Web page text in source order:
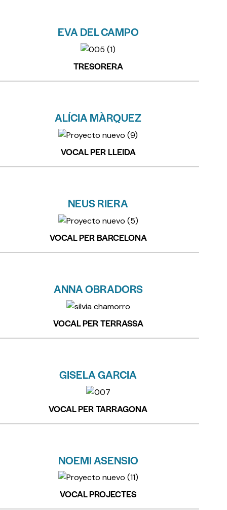
EVA DEL CAMPO
TRESORERA
ALÍCIA MÀRQUEZ
VOCAL PER LLEIDA
NEUS RIERA
VOCAL PER BARCELONA
ANNA OBRADORS
VOCAL PER TERRASSA
GISELA GARCIA
VOCAL PER TARRAGONA
NOEMI ASENSIO
VOCAL PROJECTES